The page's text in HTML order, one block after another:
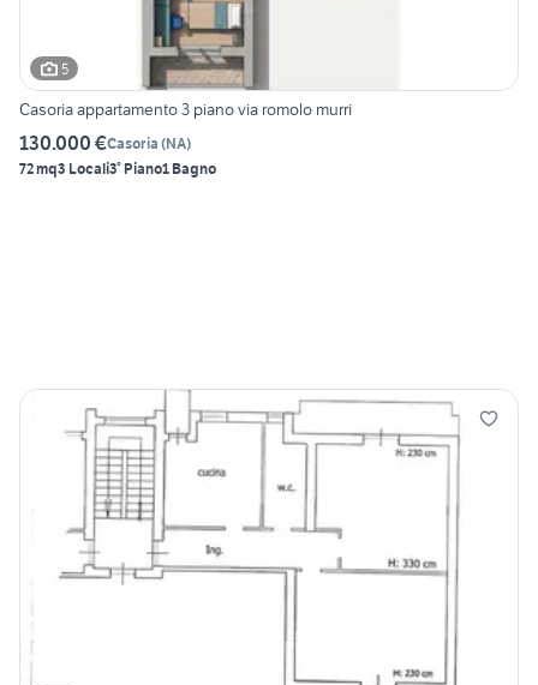
5
Casoria appartamento 3 piano via romolo murri
130.000 €Casoria (NA)
72 mq3 Locali3° Piano1 Bagno